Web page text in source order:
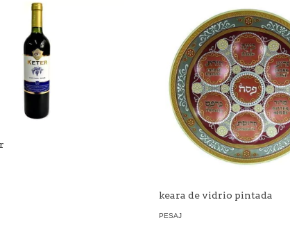
keara de vidrio pintada
PESAJ